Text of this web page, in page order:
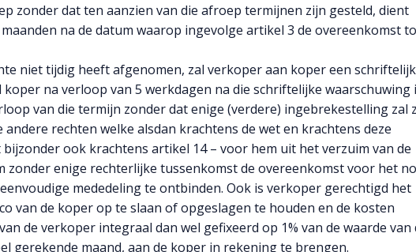
zonder dat ten aanzien van die afroep termijnen zijn gesteld, dient
na de datum waarop ingevolge artikel 3 de overeenkomst
niet tijdig heeft afgenomen, zal verkoper aan koper een
na verloop van 5 werkdagen na die schriftelijke waarschuwing
van die termijn zonder dat enige (verdere) ingebrekestelling zal
rechten welke alsdan krachtens de wet en krachtens deze
ook krachtens artikel 14 – voor hem uit het verzuim van de
zonder enige rechterlijke tussenkomst de overeenkomst voor het
mededeling te ontbinden. Ook is verkoper gerechtigd het
van de koper op te slaan of opgeslagen te houden en de kosten
de verkoper integraal dan wel gefixeerd op 1% van de waarde van
gerekende maand, aan de koper in rekening te brengen.